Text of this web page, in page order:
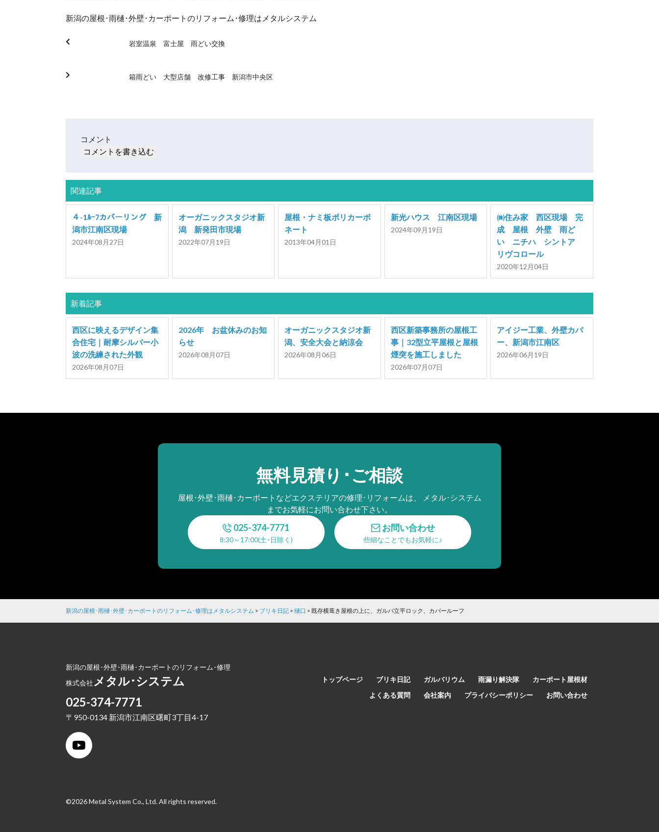
新潟の屋根･雨樋･外壁･カーポートのリフォーム･修理はメタルシステム
岩室温泉 富士屋 雨どい交換
箱雨どい 大型店舗 改修工事 新潟市中央区
コメント
コメントを書き込む
関連記事
４-1ﾙｰﾌカバーリング 新
潟市江南区現場
2024年08月27日
オーガニックスタジオ新
潟 新発田市現場
2022年07月19日
屋根・ナミ板ポリカーボ
ネート
2013年04月01日
新光ハウス 江南区現場
2024年09月19日
㈱住み家 西区現場 完
成 屋根 外壁 雨ど
い ニチハ シントア
リヴコロール
2020年12月04日
新着記事
西区に映えるデザイン集
合住宅｜耐摩シルバー小
波の洗練された外観
2026年08月07日
2026年 お盆休みのお知
らせ
2026年08月07日
オーガニックスタジオ新
潟、安全大会と納涼会
2026年08月06日
西区新築事務所の屋根工
事｜32型立平屋根と屋根
煙突を施工しました
2026年07月07日
アイジー工業、外壁カバ
ー、新潟市江南区
2026年06月19日
無料見積り･ご相談
屋根･外壁･雨樋･カーポートなどエクステリアの修理･リフォームは、 メタル･システム
までお気軽にお問い合わせ下さい。
025-374-7771
8:30～17:00(土･日除く)
お問い合わせ
些細なことでもお気軽に♪
新潟の屋根･雨樋･外壁･カーポートのリフォーム･修理はメタルシステム > ブリキ日記 >樋口 > 既存横葺き屋根の上に、ガルバ立平ロック、カバールーフ
新潟の屋根･外壁･雨樋･カーポートのリフォーム･修理
株式会社 メタル･システム
025-374-7771
〒950-0134 新潟市江南区曙町3丁目4-17
トップページ ブリキ日記 ガルバリウム 雨漏り解決隊
カーポート屋根材
よくある質問
会社案内 プライバシーポリシー お問い合わせ
©2026 Metal System Co., Ltd. All rights reserved.